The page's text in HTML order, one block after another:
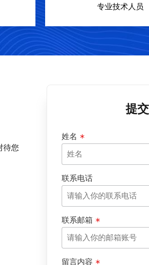
专业技术人员
待您
提
姓名
联系电话
联系邮箱
留言内容